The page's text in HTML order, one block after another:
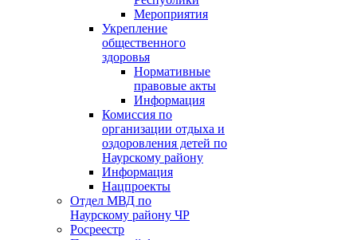
Мероприятия
Укрепление
общественного
здоровья
Нормативные
правовые акты
Информация
Комиссия по
организации отдыха и
оздоровления детей по
Наурскому району
Информация
Нацпроекты
Отдел МВД по
Наурскому району ЧР
Росреестр